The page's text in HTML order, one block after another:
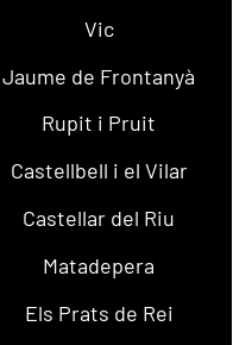
Vic
Jaume de Frontanyà
Rupit i Pruit
Castellbell i el Vilar
Castellar del Riu
Matadepera
Els Prats de Rei